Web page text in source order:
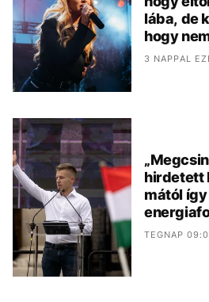
lába, de
hogy
3 NAPPAL
hirdetett
mától
TEGNAP